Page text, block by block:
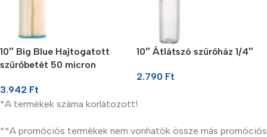
10″ Big Blue Hajtogatott
szűrőbetét 50 micron
3.942 Ft
10″ Átlátszó szűrőház 1/4″
2.790 Ft
*A termékek száma korlátozott!
**A promóciós termékek nem vonhatók össze más promóciós